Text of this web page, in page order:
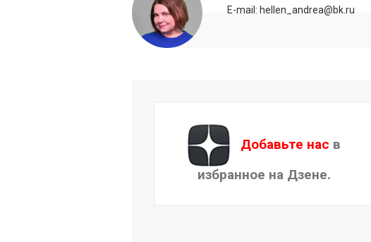
E-mail: hellen_andrea@bk.ru
Добавьте нас в
избранное на Дзене.